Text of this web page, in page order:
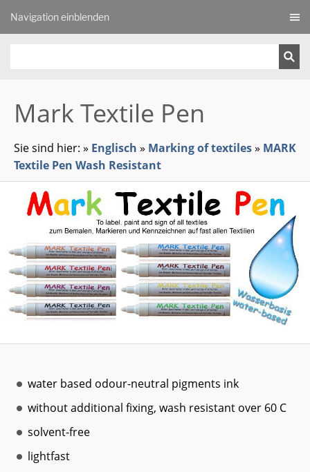
Navigation einblenden
Mark Textile Pen
Sie sind hier: » Englisch » Marking of textiles» MARK
Textile Pen Wash Resistant
water based odour-neutral pigments ink
without additional fixing, wash resistant over 60 C
solvent-free
lightfast